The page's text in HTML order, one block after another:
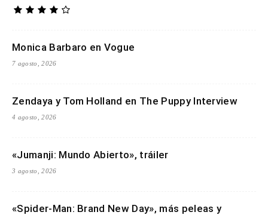
Monica Barbaro en Vogue
7 agosto, 2026
Zendaya y Tom Holland en The Puppy Interview
4 agosto, 2026
«Jumanji: Mundo Abierto», tráiler
3 agosto, 2026
«Spider-Man: Brand New Day», más peleas y